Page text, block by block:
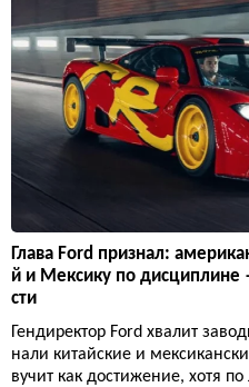
Глава Ford признал:
й и Мексику по дисциплине
сти
Гендиректор Ford хвалит
нали китайские и
вучит как достижение, хотя